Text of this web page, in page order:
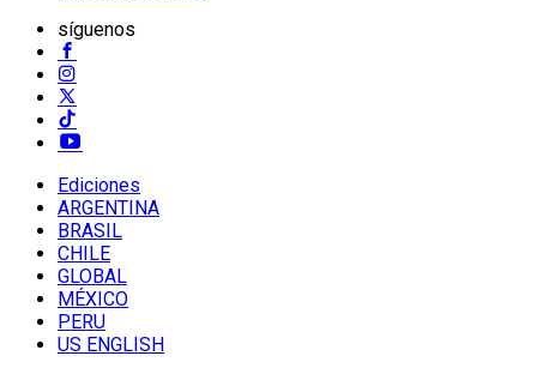
síguenos
Ediciones
ARGENTINA
BRASIL
CHILE
GLOBAL
MÉXICO
PERU
US ENGLISH